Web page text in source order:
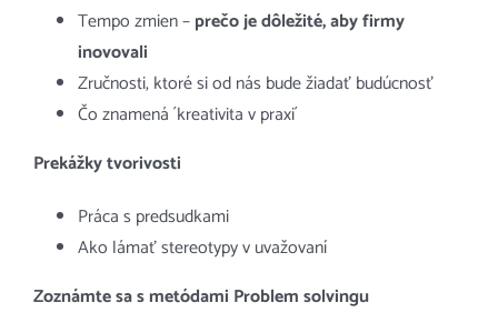
Tempo zmien –prečo je dôležité, aby firmy
inovovali
Zručnosti, ktoré si od nás bude žiadať budúcnosť
Čo znamená ´kreativita v praxi´
Prekážky tvorivosti
Práca s predsudkami
Ako lámať stereotypy v uvažovaní
Zoznámte sa s metódami Problem solvingu